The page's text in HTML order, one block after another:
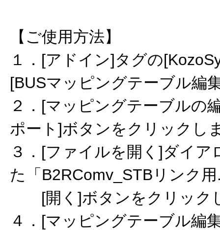
【ご使用方法】
１．[アドイン]タグの
[BUSマッピングテーブル編
２．[マッピングテーブルの
ポート]ボタンをクリックし
３．[ファイルを開く]ダイ
た「B2RComv_STBリンク
[開く]ボタンをクリック
４．[マッピングテーブル編